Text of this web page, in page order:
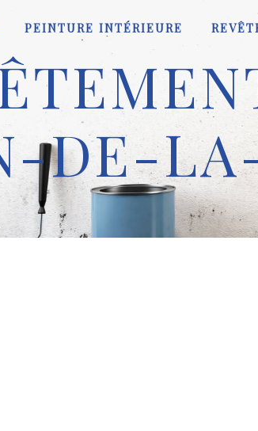
PEINTURE INTÉRIEURE
DE-